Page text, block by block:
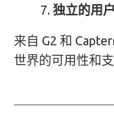
独立的用
来自 G2 和
世界的可用性和